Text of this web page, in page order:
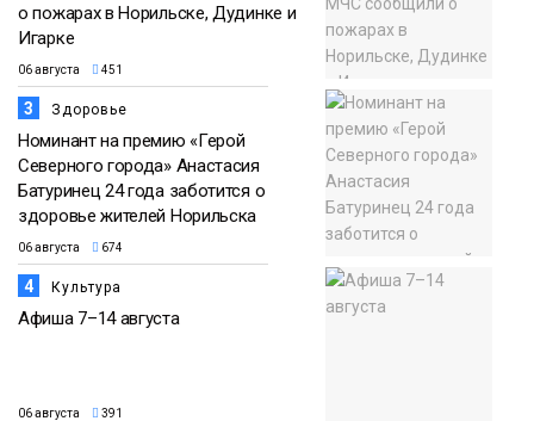
о пожарах в Норильске, Дудинке и
Игарке
06 августа 451
3 Здоровье
Номинант на премию «Герой
Северного города» Анастасия
Батуринец 24 года заботится о
здоровье жителей Норильска
06 августа 674
4 Культура
Афиша 7–14 августа
06 августа 391